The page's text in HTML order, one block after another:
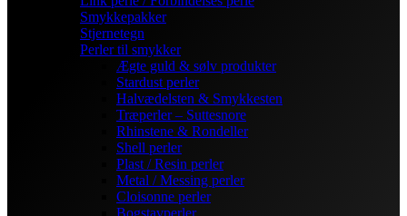
Smykkepakker
Stjernetegn
Perler til smykker
Ægte guld & sølv produkter
Stardust perler
Halvædelsten & Smykkesten
Træperler – Suttesnore
Rhinstene & Rondeller
Shell perler
Plast / Resin perler
Metal / Messing perler
Cloisonne perler
Bogstavperler